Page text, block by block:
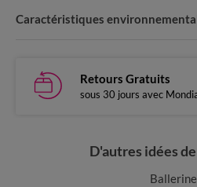
Caractéristiques
Retours Gratuits
sous 30 jours avec
D'autres idées